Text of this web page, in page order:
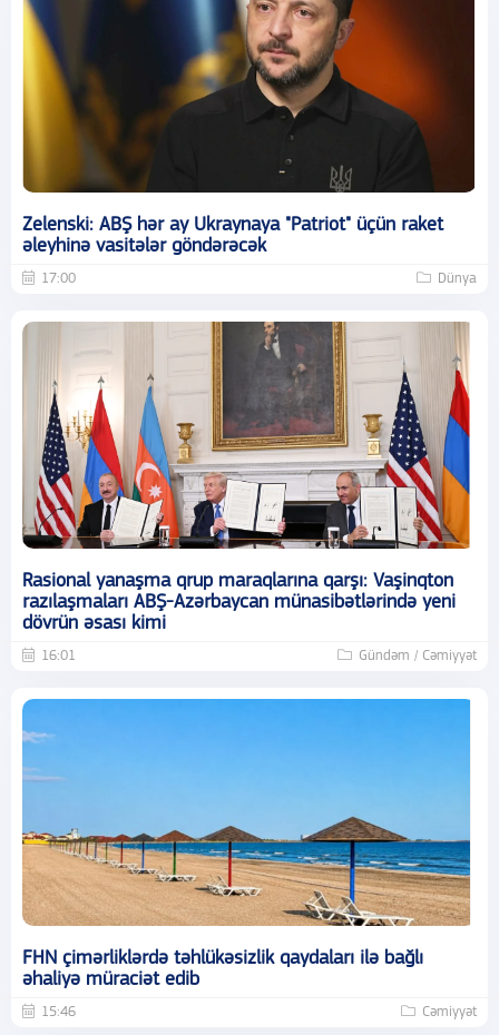
Zelenski: ABŞ hər ay Ukraynaya "Patriot" üçün raket
əleyhinə vasitələr göndərəcək
17:00 Dünya
Rasional yanaşma qrup maraqlarına qarşı: Vaşinqton
razılaşmaları ABŞ-Azərbaycan münasibətlərində yeni
dövrün əsası kimi
16:01 Gündəm / Cəmiyyət
FHN çimərliklərdə təhlükəsizlik qaydaları ilə bağlı
əhaliyə müraciət edib
15:46 Cəmiyyət